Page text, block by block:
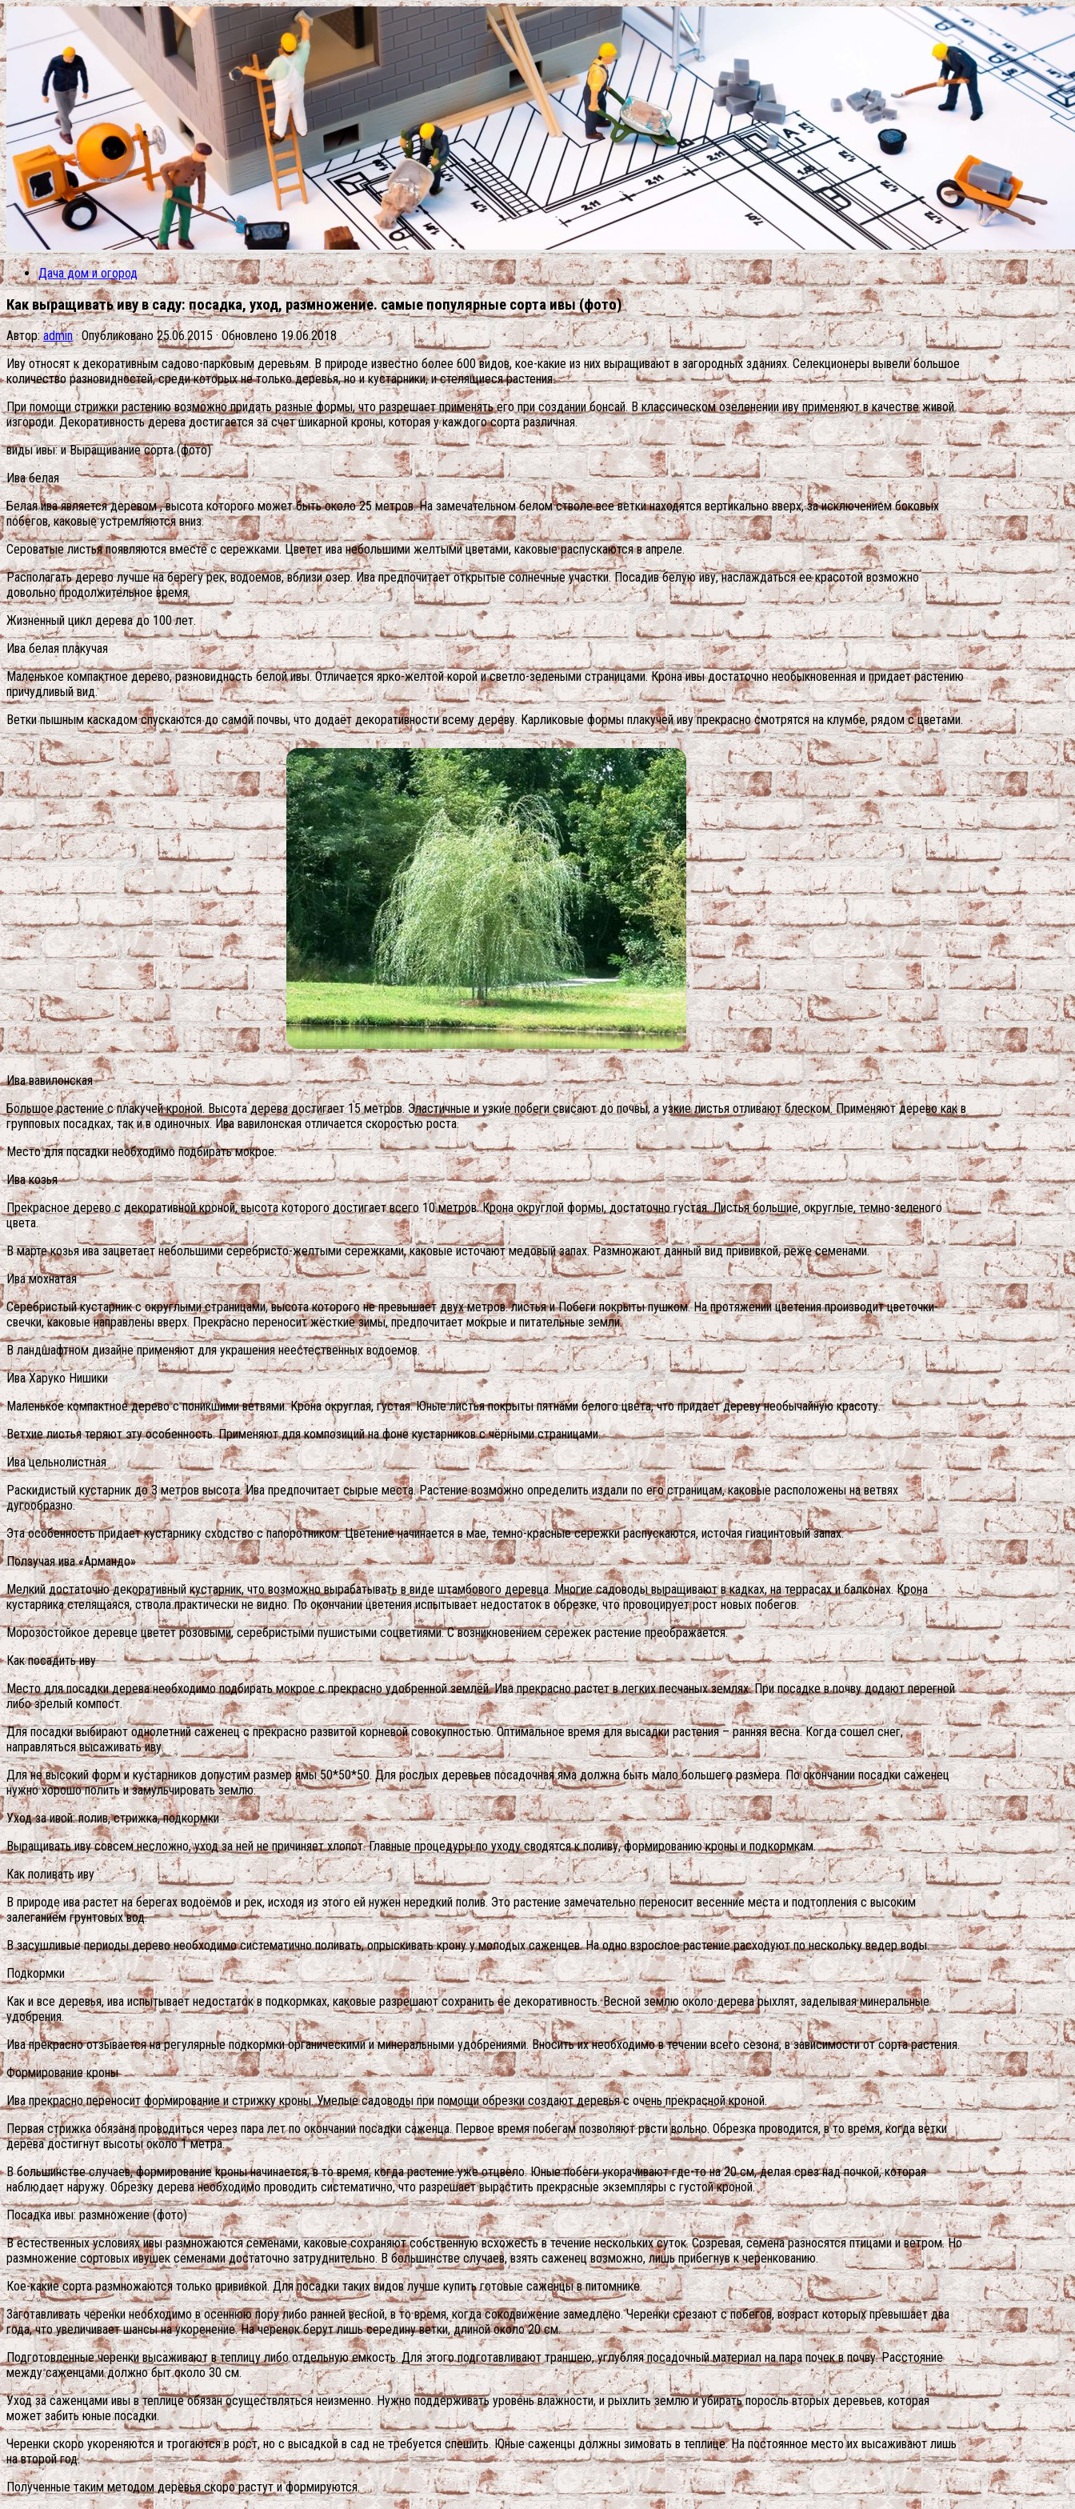
Дача дом и огород
Как выращивать иву в саду: посадка, уход, размножение. самые популярные сорта ивы (фото)
Автор:admin · Опубликовано25.06.2015· Обновлено19.06.2018
Иву относят к декоративным садово-парковым деревьям. В природе известно более 600 видов, кое-какие из них выращивают в загородных зданиях. Селекционеры вывели большое
количество разновидностей, среди которых не только деревья, но и кустарники, и стелящиеся растения.
При помощи стрижки растению возможно придать разные формы, что разрешает применять его при создании бонсай. В классическом озеленении иву применяют в качестве живой
изгороди. Декоративность дерева достигается за счет шикарной кроны, которая у каждого сорта различная.
виды ивы: и Выращивание сорта (фото)
Ива белая
Белая ива является деревом , высота которого может быть около 25 метров. На замечательном белом стволе все ветки находятся вертикально вверх, за исключением боковых
побегов, каковые устремляются вниз.
Сероватые листья появляются вместе с сережками. Цветет ива небольшими желтыми цветами, каковые распускаются в апреле.
Располагать дерево лучше на берегу рек, водоемов, вблизи озер. Ива предпочитает открытые солнечные участки. Посадив белую иву, наслаждаться ее красотой возможно
довольно продолжительное время.
Жизненный цикл дерева до 100 лет.
Ива белая плакучая
Маленькое компактное дерево, разновидность белой ивы. Отличается ярко-желтой корой и светло-зелеными страницами. Крона ивы достаточно необыкновенная и придает растению
причудливый вид.
Ветки пышным каскадом спускаются до самой почвы, что додаёт декоративности всему дереву. Карликовые формы плакучей иву прекрасно смотрятся на клумбе, рядом с цветами.
Ива вавилонская
Большое растение с плакучей кроной. Высота дерева достигает 15 метров. Эластичные и узкие побеги свисают до почвы, а узкие листья отливают блеском. Применяют дерево как в
групповых посадках, так и в одиночных. Ива вавилонская отличается скоростью роста.
Место для посадки необходимо подбирать мокрое.
Ива козья
Прекрасное дерево с декоративной кроной, высота которого достигает всего 10 метров. Крона округлой формы, достаточно густая. Листья большие, округлые, темно-зеленого
цвета.
В марте козья ива зацветает небольшими серебристо-желтыми сережками, каковые источают медовый запах. Размножают данный вид прививкой, реже семенами.
Ива мохнатая
Серебристый кустарник с округлыми страницами, высота которого не превышает двух метров. листья и Побеги покрыты пушком. На протяжении цветения производит цветочки-
свечки, каковые направлены вверх. Прекрасно переносит жёсткие зимы, предпочитает мокрые и питательные земли.
В ландшафтном дизайне применяют для украшения неестественных водоемов.
Ива Харуко Нишики
Маленькое компактное дерево с поникшими ветвями. Крона округлая, густая. Юные листья покрыты пятнами белого цвета, что придает дереву необычайную красоту.
Ветхие листья теряют эту особенность. Применяют для композиций на фоне кустарников с чёрными страницами.
Ива цельнолистная
Раскидистый кустарник до 3 метров высота. Ива предпочитает сырые места. Растение возможно определить издали по его страницам, каковые расположены на ветвях
дугообразно.
Эта особенность придает кустарнику сходство с папоротником. Цветение начинается в мае, темно-красные сережки распускаются, источая гиацинтовый запах.
Ползучая ива «Армандо»
Мелкий достаточно декоративный кустарник, что возможно вырабатывать в виде штамбового деревца. Многие садоводы выращивают в кадках, на террасах и балконах. Крона
кустарника стелящаяся, ствола практически не видно. По окончании цветения испытывает недостаток в обрезке, что провоцирует рост новых побегов.
Морозостойкое деревце цветет розовыми, серебристыми пушистыми соцветиями. С возникновением сережек растение преображается.
Как посадить иву
Место для посадки дерева необходимо подбирать мокрое с прекрасно удобренной землёй. Ива прекрасно растет в легких песчаных землях. При посадке в почву додают перегной
либо зрелый компост.
Для посадки выбирают однолетний саженец с прекрасно развитой корневой совокупностью. Оптимальное время для высадки растения – ранняя весна. Когда сошел снег,
направляться высаживать иву.
Для не высокий форм и кустарников допустим размер ямы 50*50*50. Для рослых деревьев посадочная яма должна быть мало большего размера. По окончании посадки саженец
нужно хорошо полить и замульчировать землю.
Уход за ивой: полив, стрижка, подкормки
Выращивать иву совсем несложно, уход за ней не причиняет хлопот. Главные процедуры по уходу сводятся к поливу, формированию кроны и подкормкам.
Как поливать иву
В природе ива растет на берегах водоёмов и рек, исходя из этого ей нужен нередкий полив. Это растение замечательно переносит весенние места и подтопления с высоким
залеганием грунтовых вод.
В засушливые периоды дерево необходимо систематично поливать, опрыскивать крону у молодых саженцев. На одно взрослое растение расходуют по нескольку ведер воды.
Подкормки
Как и все деревья, ива испытывает недостаток в подкормках, каковые разрешают сохранить ее декоративность. Весной землю около дерева рыхлят, заделывая минеральные
удобрения.
Ива прекрасно отзывается на регулярные подкормки органическими и минеральными удобрениями. Вносить их необходимо в течении всего сезона, в зависимости от сорта растения.
Формирование кроны
Ива прекрасно переносит формирование и стрижку кроны. Умелые садоводы при помощи обрезки создают деревья с очень прекрасной кроной.
Первая стрижка обязана проводиться через пара лет по окончании посадки саженца. Первое время побегам позволяют расти вольно. Обрезка проводится, в то время, когда ветки
дерева достигнут высоты около 1 метра.
В большинстве случаев, формирование кроны начинается, в то время, когда растение уже отцвело. Юные побеги укорачивают где-то на 20 см, делая срез над почкой, которая
наблюдает наружу. Обрезку дерева необходимо проводить систематично, что разрешает вырастить прекрасные экземпляры с густой кроной.
Посадка ивы: размножение (фото)
В естественных условиях ивы размножаются семенами, каковые сохраняют собственную всхожесть в течение нескольких суток. Созревая, семена разносятся птицами и ветром. Но
размножение сортовых ивушек семенами достаточно затруднительно. В большинстве случаев, взять саженец возможно, лишь прибегнув к черенкованию.
Кое-какие сорта размножаются только прививкой. Для посадки таких видов лучше купить готовые саженцы в питомнике.
Заготавливать черенки необходимо в осеннюю пору либо ранней весной, в то время, когда сокодвижение замедлено. Черенки срезают с побегов, возраст которых превышает два
года, что увеличивает шансы на укоренение. На черенок берут лишь середину ветки, длиной около 20 см.
Подготовленные черенки высаживают в теплицу либо отдельную емкость. Для этого подготавливают траншею, углубляя посадочный материал на пара почек в почву. Расстояние
между саженцами должно быт около 30 см.
Уход за саженцами ивы в теплице обязан осуществляться неизменно. Нужно поддерживать уровень влажности, и рыхлить землю и убирать поросль вторых деревьев, которая
может забить юные посадки.
Черенки скоро укореняются и трогаются в рост, но с высадкой в сад не требуется спешить. Юные саженцы должны зимовать в теплице. На постоянное место их высаживают лишь
на второй год.
Полученные таким методом деревья скоро растут и формируются.